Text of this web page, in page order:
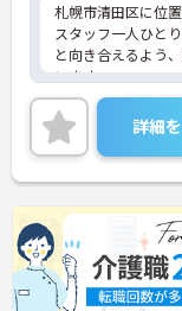
札幌市清田区に位置
スタッフ一人ひと
と向き合えるよう
います。
ご興味のある方は
い。
詳細